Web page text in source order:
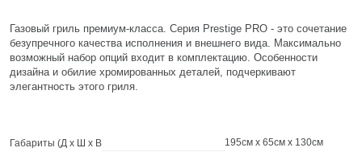
Газовый гриль премиум-класса. Серия Prestige PRO - это сочетание
безупречного качества исполнения и внешнего вида. Максимально
возможный набор опций входит в комплектацию. Особенности
дизайна и обилие хромированных деталей, подчеркивают
элегантность этого гриля.
Габариты (Д х Ш х В 195см x 65см x 130см